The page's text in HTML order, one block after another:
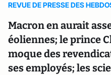
REVUE DE PRESSE DES
Macron en aurait
éoliennes; le prince
moque des
ses employés; les